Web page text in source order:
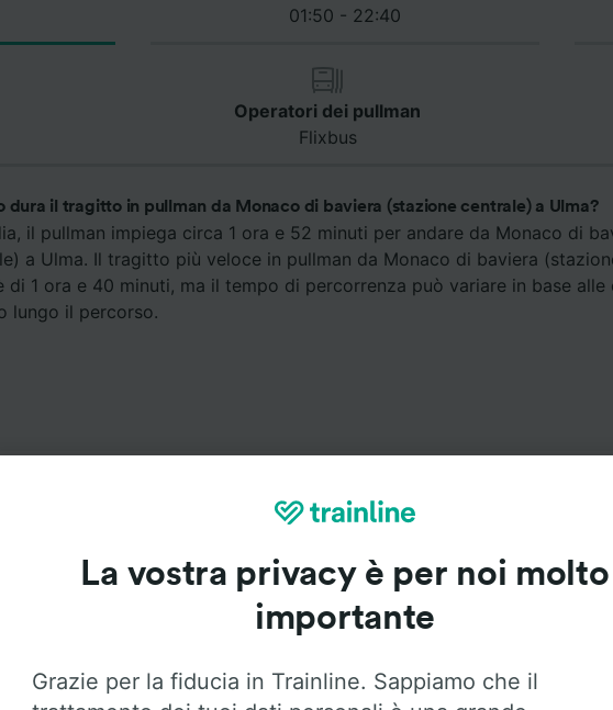
01:50 - 22:40
Operatori dei pullman
Flixbus
dura il tragitto in pullman da Monaco di baviera (stazione centrale) a Ulma?
il pullman impiega circa 1 ora e 52 minuti per andare da Monaco di
a Ulma. Il tragitto più veloce in pullman da Monaco di baviera
di 1 ora e 40 minuti, ma il tempo di percorrenza può variare in base alle
lungo il percorso.
da Monaco di baviera (stazione centrale) a Ulma con
.
qui sotto per trovare maggiori informazioni sui servizi a bordo.
La vostra privacy è per noi molto
importante
Grazie per la fiducia in Trainline. Sappiamo che il